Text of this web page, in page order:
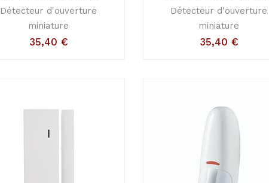
Détecteur d'ouverture
miniature
35,40 €
Détecteur d'ouverture
miniature
35,40 €